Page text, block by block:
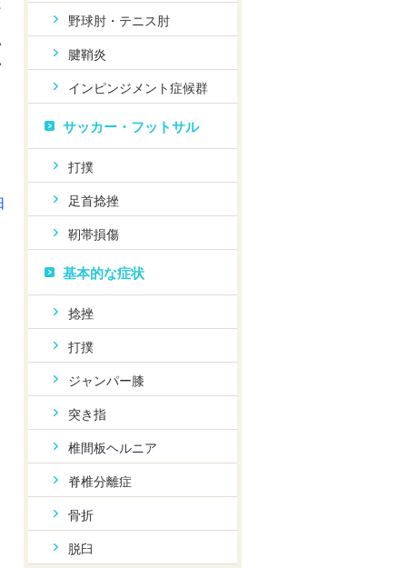
野球肘・テニス肘
腱鞘炎
インピンジメント症候群
サッカー・フットサル
打撲
足首捻挫
靭帯損傷
基本的な症状
捻挫
打撲
ジャンパー膝
突き指
椎間板ヘルニア
脊椎分離症
骨折
脱臼